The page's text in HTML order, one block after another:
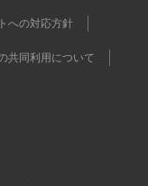
への対応方針
共同利用について